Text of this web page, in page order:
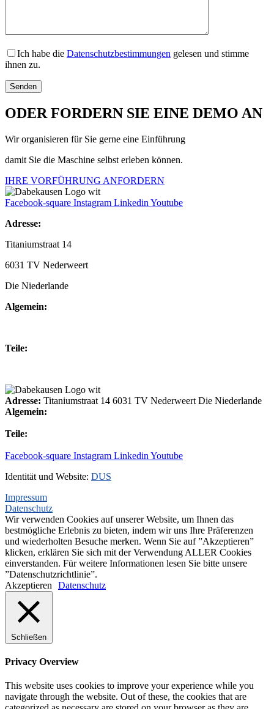
Ich habe die Datenschutzbestimmungen gelesen und stimme
ihnen zu.
ODER FORDERN SIE EINE DEMO AN
Wir organisieren für Sie gerne eine Einführung
damit Sie die Maschine selbst erleben können.
IHRE VORFÜHRUNG ANFORDERN
Facebook-square Instagram Linkedin Youtube
Adresse:
Titaniumstraat 14
6031 TV Nederweert
Die Niederlande
Algemein:
Teile:
Adresse: Titaniumstraat 14 6031 TV Nederweert Die Niederlande
Algemein:
Teile:
Facebook-square Instagram Linkedin Youtube
Identität und Website: DUS
Impressum
Datenschutz
Wir verwenden Cookies auf unserer Website, um Ihnen das
bestmögliche Erlebnis zu bieten, indem wir uns Ihre Präferenzen
und wiederholten Besuche merken. Wenn Sie auf ”Akzeptieren”
klicken, erklären Sie sich mit der Verwendung ALLER Cookies
einverstanden. Für weitere Informationen lesen Sie bitte unsere
”Datenschutzrichtlinie”.
Akzeptieren
Datenschutz
Schließen
Privacy Overview
This website uses cookies to improve your experience while you
navigate through the website. Out of these, the cookies that are